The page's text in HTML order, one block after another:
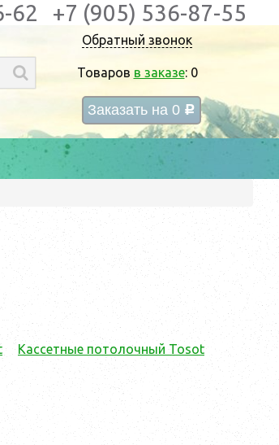
Обратный звонок
Товаров в заказе: 0
Заказать на 0 c
62 +7 (905) 536-87-55
Кассетные потолочный Tosot